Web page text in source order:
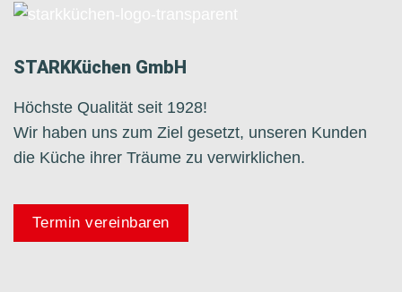
STARKKüchen GmbH
Höchste Qualität seit 1928!
Wir haben uns zum Ziel gesetzt, unseren Kunden
die Küche ihrer Träume zu verwirklichen.
Termin vereinbaren